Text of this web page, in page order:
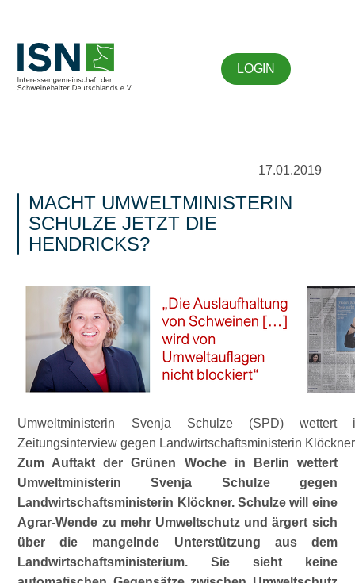
LOGIN
17.01.2019
MACHT UMWELTMINISTERIN
SCHULZE JETZT DIE
HENDRICKS?
Umweltministerin Svenja Schulze (SPD) wettert
Zeitungsinterview gegen Landwirtschaftsministerin
Zum Auftakt der Grünen Woche in Berlin wettert
Umweltministerin Svenja Schulze gegen
Landwirtschaftsministerin Klöckner. Schulze will eine
Agrar-Wende zu mehr Umweltschutz und ärgert sich
über die mangelnde Unterstützung aus dem
Landwirtschaftsministerium. Sie sieht keine